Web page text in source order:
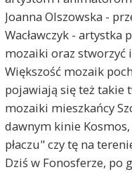
Joanna Olszowska -
Wacławczyk - artystka
mozaiki oraz stworzyć
Większość mozaik
pojawiają się też takie
mozaiki mieszkańcy
dawnym kinie
płaczu" czy tę na
Dziś w Fonosferze, po